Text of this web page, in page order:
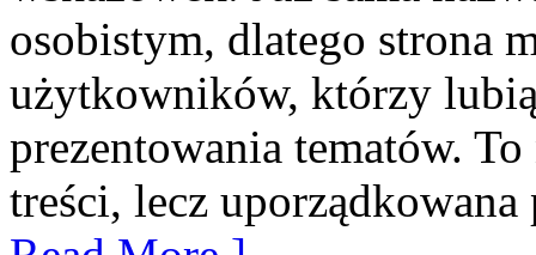
osobistym, dlatego strona
użytkowników, którzy
prezentowania tematów.
treści, lecz